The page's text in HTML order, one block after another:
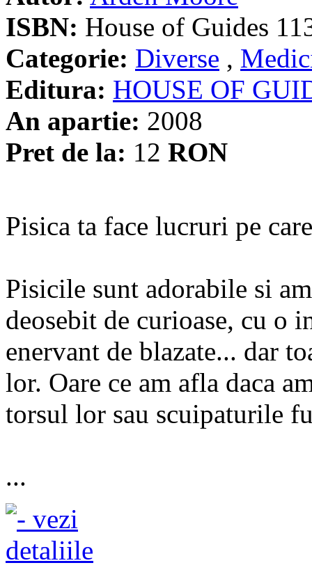
ISBN: House of Guides
Categorie: Diverse ,
Editura: HOUSE OF
An apartie: 2008
Pret de la: 12 RON
Pisica ta face lucruri pe
Pisicile sunt adorabile si
deosebit de curioase, cu o
enervant de blazate... dar
lor. Oare ce am afla daca
torsul lor sau scuipaturile
...